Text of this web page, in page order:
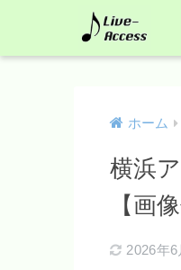
ホーム
横浜
【画
2026年6